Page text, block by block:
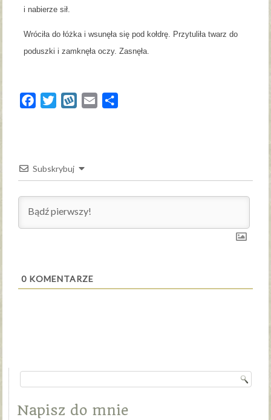
i nabierze sił.
Wróciła do łóżka i wsunęła się pod kołdrę. Przytuliła twarz do
poduszki i zamknęła oczy. Zasnęła.
FacebookTwitterWykopEmail
Subskrybuj
0 KOMENTARZE
Napisz do mnie